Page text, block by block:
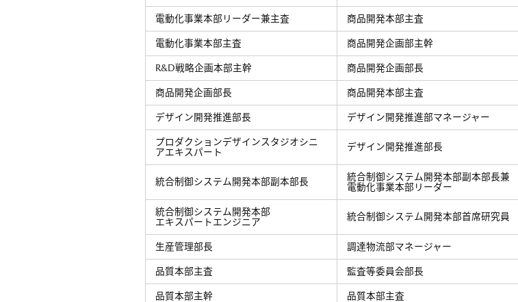
電動化事業本部リーダー兼主査 商品開発本部主査
電動化事業本部主査 商品開発企画部主幹
R&D戦略企画本部主幹 商品開発企画部長
商品開発企画部長 商品開発本部主査
デザイン開発推進部長 デザイン開発推進部マネージャー
プロダクションデザインスタジオシニ
アエキスパート
デザイン開発推進部長
統合制御システム開発本部副本部長
統合制御システム開発本部副本部長兼
電動化事業本部リーダー
統合制御システム開発本部
エキスパートエンジニア
統合制御システム開発本部首席研究員
生産管理部長 調達物流部マネージャー
品質本部主査 監査等委員会部長
品質本部主幹 品質本部主査